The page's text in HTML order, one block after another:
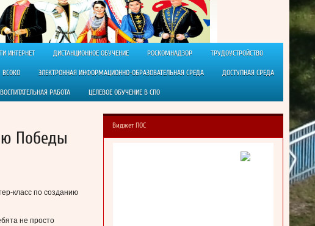
ИНТЕРНЕТ ДИСТАНЦИОННОЕ ОБУЧЕНИЕ РОСКОМНАДЗОР ТРУДОУСТРОЙСТВО
ВСОКО ЭЛЕКТРОННАЯ ИНФОРМАЦИОННО-ОБРАЗОВАТЕЛЬНАЯ СРЕДА ДОСТУПНАЯ СРЕДА
ВОСПИТАТЕЛЬНАЯ РАБОТА ЦЕЛЕВОЕ ОБУЧЕНИЕ В СПО
Победы
класс по созданию
не просто
Виджет ПОС